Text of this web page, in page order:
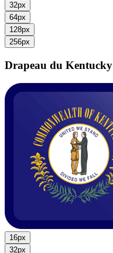
32px
64px
128px
256px
Drapeau du Kentucky
16px
32px